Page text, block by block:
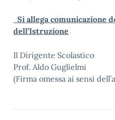
Si allega comunicazione
dell’Istruzione
Il Dirigente Scolastico
Prof. Aldo Guglielmi
(Firma omessa ai sensi